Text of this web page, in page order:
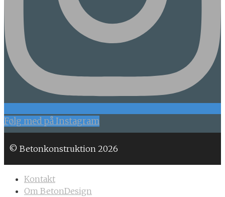
Følg med på Instagram
© Betonkonstruktion 2026
Kontakt
Om BetonDesign